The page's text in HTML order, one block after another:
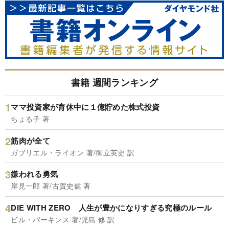
書籍 週間ランキング
ママ投資家が育休中に１億貯めた株式投資
ちょる子 著
筋肉が全て
ガブリエル・ライオン 著/御立英史 訳
嫌われる勇気
岸見一郎 著/古賀史健 著
DIE WITH ZERO 人生が豊かになりすぎる究極のルール
ビル・パーキンス 著/児島 修 訳